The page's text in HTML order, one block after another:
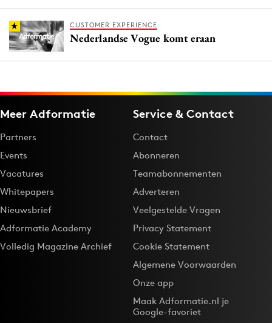
CUSTOMER EXPERIENCE
Nederlandse Vogue komt eraan
Meer Adformatie
Partners
Events
Vacatures
Whitepapers
Nieuwsbrief
Adformatie Academy
Volledig Magazine Archief
Service & Contact
Contact
Abonneren
Teamabonnementen
Adverteren
Veelgestelde Vragen
Privacy Statement
Cookie Statement
Algemene Voorwaarden
Onze app
Maak Adformatie.nl je
Google-favoriet